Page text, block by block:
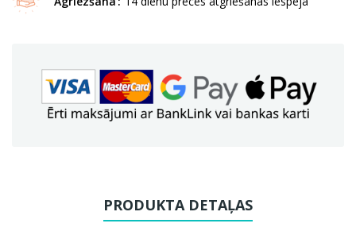
PRODUKTA DETAĻAS